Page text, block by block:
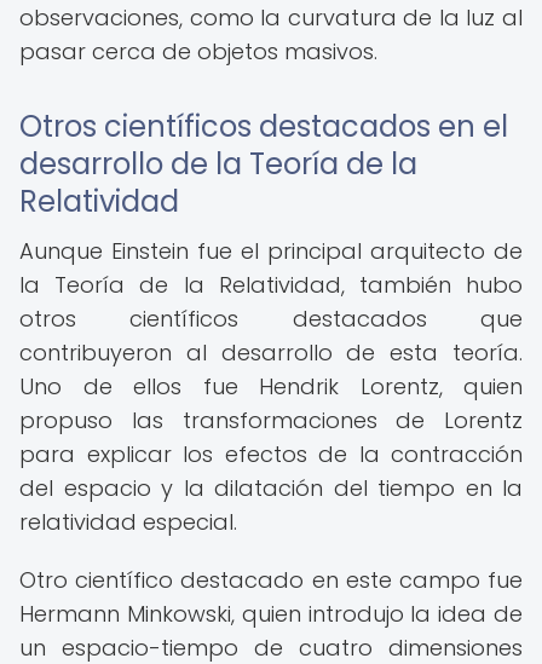
observaciones, como la curvatura de la luz al
pasar cerca de objetos masivos.
Otros científicos destacados en el
desarrollo de la Teoría de la
Relatividad
Aunque Einstein fue el principal arquitecto de
la Teoría de la Relatividad, también hubo
otros científicos destacados que
contribuyeron al desarrollo de esta teoría.
Uno de ellos fue Hendrik Lorentz, quien
propuso las transformaciones de Lorentz
para explicar los efectos de la contracción
del espacio y la dilatación del tiempo en la
relatividad especial.
Otro científico destacado en este campo fue
Hermann Minkowski, quien introdujo la idea de
un espacio-tiempo de cuatro dimensiones